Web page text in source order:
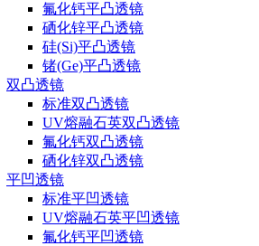
氟化钙平凸透镜
硒化锌平凸透镜
硅(Si)平凸透镜
锗(Ge)平凸透镜
双凸透镜
标准双凸透镜
UV熔融石英双凸透镜
氟化钙双凸透镜
硒化锌双凸透镜
平凹透镜
标准平凹透镜
UV熔融石英平凹透镜
氟化钙平凹透镜